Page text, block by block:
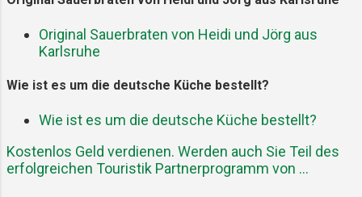
und Messer. Das Messer – das
Messer war zuerst da. Kein Wunder:
überlebenswichtig. Schon in der
Klingen aus Feuerstein. Essen und
Werkzeug lagen nah beieinander.
Original Sauerbraten von Heidi und Jörg aus
Karlsruhe
Wie ist es um die deutsche Küche bestellt?
Wie ist es um die deutsche Küche bestellt?
Kostenlos Geld verdienen. Werden auch Sie Teil des
erfolgreichen Touristik Partnerprogramm von ...